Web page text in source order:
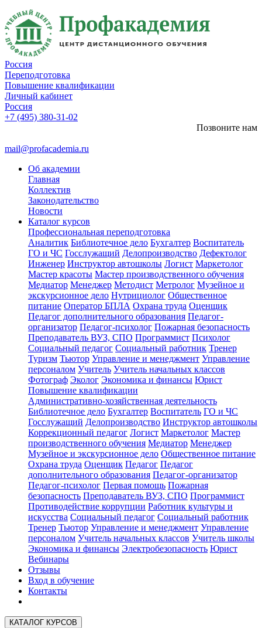
Россия
Переподготовка
Повышение квалификации
Личный кабинет
Россия
+7 (495) 380-31-02
Позвоните нам
mail@profacademia.ru
Об академии
Главная
Коллектив
Законодательство
Новости
Каталог курсов
Профессиональная переподготовка
Аналитик Библиотечное дело Бухгалтер Воспитатель
ГО и ЧС Госслужащий Делопроизводство Дефектолог
Инженер Инструктор автошколы Логист Маркетолог
Мастер красоты Мастер производственного обучения
Медиатор Менеджер Методист Метролог Музейное и
экскурсионное дело Нутрициолог Общественное
питание Оператор БПЛА Охрана труда Оценщик
Педагог дополнительного образования Педагог-
организатор Педагог-психолог Пожарная безопасность
Преподаватель ВУЗ, СПО Программист Психолог
Социальный педагог Социальный работник Тренер
Туризм Тьютор Управление и менеджмент Управление
персоналом Учитель Учитель начальных классов
Фотограф Эколог Экономика и финансы Юрист
Повышение квалификации
Административно-хозяйственная деятельность
Библиотечное дело Бухгалтер Воспитатель ГО и ЧС
Госслужащий Делопроизводство Инструктор автошколы
Коррекционный педагог Логист Маркетолог Мастер
производственного обучения Медиатор Менеджер
Музейное и экскурсионное дело Общественное питание
Охрана труда Оценщик Педагог Педагог
дополнительного образования Педагог-организатор
Педагог-психолог Первая помощь Пожарная
безопасность Преподаватель ВУЗ, СПО Программист
Противодействие коррупции Работник культуры и
искусства Социальный педагог Социальный работник
Тренер Тьютор Управление и менеджмент Управление
персоналом Учитель начальных классов Учитель школы
Экономика и финансы Электробезопасность Юрист
Вебинары
Отзывы
Вход в обучение
Контакты
КАТАЛОГ КУРСОВ